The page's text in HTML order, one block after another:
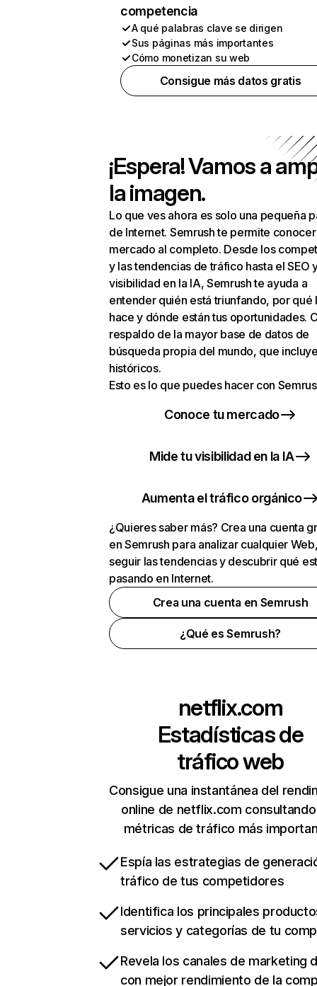
competencia
A qué palabras clave se dirigen
Sus páginas más importantes
Cómo monetizan su web
Consigue más datos gratis
¡Espera! Vamos a
la imagen.
Lo que ves ahora es solo una pequeña
de Internet. Semrush te permite
mercado al completo. Desde los
y las tendencias de tráfico hasta el SEO
visibilidad en la IA, Semrush te ayuda a
entender quién está triunfando, por qué
hace y dónde están tus oportunidades.
respaldo de la mayor base de datos de
búsqueda propia del mundo, que
históricos.
Esto es lo que puedes hacer con
Conoce tu mercado
Mide tu visibilidad en la IA
Aumenta el tráfico orgánico
¿Quieres saber más? Crea una cuenta
en Semrush para analizar cualquier
seguir las tendencias y descubrir qué
pasando en Internet.
Crea una cuenta en Semrush
¿Qué es Semrush?
netflix.com
Estadísticas de
tráfico web
Consigue una instantánea del
online de netflix.com
métricas de tráfico más
Espía las estrategias de
tráfico de tus competidores
Identifica los principales
servicios y categorías de tu
Revela los canales de marketing
con mejor rendimiento de la